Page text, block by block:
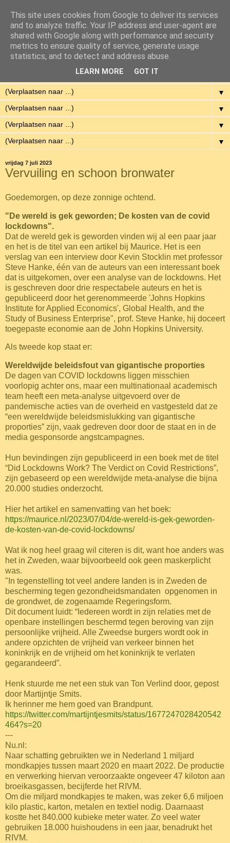
Eenvoudig Gelukkig
Met weinig middelen een hoge kwaliteit van leven hebben.
▼
▼
▼
▼
vrijdag 7 juli 2023
Vervuiling en schoon bronwater
Goedemorgen, op deze zonnige ochtend.
"De wereld is gek geworden; De kosten van de covid
lockdowns".
Dat de wereld gek is geworden vinden wij al een paar jaar
en het is de titel van een artikel bij Maurice. Het is een
verslag van een interview door Kevin Stocklin met professor
Steve Hanke, één van de auteurs van een interessant boek
dat is uitgekomen, over een analyse van de lockdowns. Het
is geschreven door drie respectabele auteurs en het is
gepubliceerd door het gerenommeerde 'Johns Hopkins
Institute for Applied Economics', Global Health, and the
Study of Business Enterprise", prof. Steve Hanke, hij doceert
toegepaste economie aan de John Hopkins University.
Als tweede kop staat er:
Wereldwijde beleidsfout van gigantische proporties
De dagen van COVID lockdowns liggen misschien
voorlopig achter ons, maar een multinationaal academisch
team heeft een meta-analyse uitgevoerd over de
pandemische acties van de overheid en vastgesteld dat ze
“een wereldwijde beleidsmislukking van gigantische
proporties” zijn, vaak gedreven door door de staat en in de
media gesponsorde angstcampagnes.
Hun bevindingen zijn gepubliceerd in een boek met de titel
“Did Lockdowns Work? The Verdict on Covid Restrictions”,
zijn gebaseerd op een wereldwijde meta-analyse die bijna
20.000 studies onderzocht.
Hier het artikel en samenvatting van het boek:
https://maurice.nl/2023/07/04/de-wereld-is-gek-geworden-
de-kosten-van-de-covid-lockdowns/
Wat ik nog heel graag wil citeren is dit, want hoe anders was
het in Zweden, waar bijvoorbeeld ook geen maskerplicht
was.
"In tegenstelling tot veel andere landen is in Zweden de
bescherming tegen gezondheidsmandaten opgenomen in
de grondwet, de zogenaamde Regeringsform.
Dit document luidt: “Iedereen wordt in zijn relaties met de
openbare instellingen beschermd tegen beroving van zijn
persoonlijke vrijheid. Alle Zweedse burgers wordt ook in
andere opzichten de vrijheid van verkeer binnen het
koninkrijk en de vrijheid om het koninkrijk te verlaten
gegarandeerd”.
Henk stuurde me net een stuk van Ton Verlind door, gepost
door Martijntje Smits.
Ik herinner me hem goed van Brandpunt.
https://twitter.com/martijntjesmits/status/1677247028420542
464?s=20
---
Nu.nl:
Naar schatting gebruikten we in Nederland 1 miljard
mondkapjes tussen maart 2020 en maart 2022. De productie
en verwerking hiervan veroorzaakte ongeveer 47 kiloton aan
broeikasgassen, becijferde het RIVM.
Om die miljard mondkapjes te maken, was zeker 6,6 miljoen
kilo plastic, karton, metalen en textiel nodig. Daarnaast
kostte het 840.000 kubieke meter water. Zo veel water
gebruiken 18.000 huishoudens in een jaar, benadrukt het
RIVM.
This site uses cookies from Google to deliver its services
and to analyze traffic. Your IP address and user-agent are
shared with Google along with performance and security
metrics to ensure quality of service, generate usage
statistics, and to detect and address abuse.
LEARN MORE GOT IT